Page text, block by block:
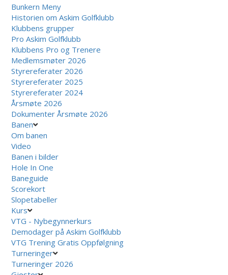
Bunkern Meny
Historien om Askim Golfklubb
Klubbens grupper
Pro Askim Golfklubb
Klubbens Pro og Trenere
Medlemsmøter 2026
Styrereferater 2026
Styrereferater 2025
Styrereferater 2024
Årsmøte 2026
Dokumenter Årsmøte 2026
Banen
Om banen
Video
Banen i bilder
Hole In One
Baneguide
Scorekort
Slopetabeller
Kurs
VTG - Nybegynnerkurs
Demodager på Askim Golfklubb
VTG Trening Gratis Oppfølgning
Turneringer
Turneringer 2026